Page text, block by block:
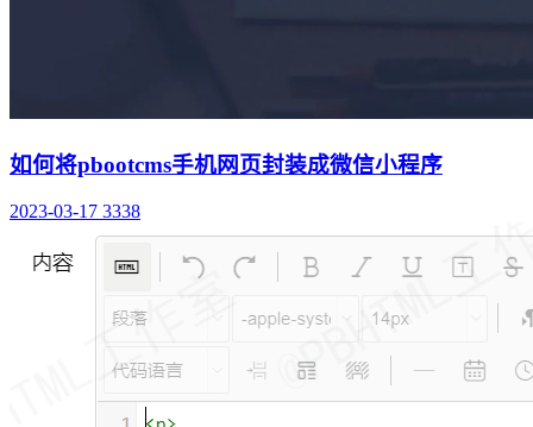
如何将pbootcms手机网页封装成微信小程序
2023-03-17 3338